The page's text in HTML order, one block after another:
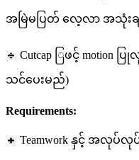
အမြဲမပြတ် လေ့လာ အသုံးခ
🔹 Cutcap ြဖင့်
သင်ပေးမည်)
Requirements:
🔸 Teamwork နှင့် အလုပ်